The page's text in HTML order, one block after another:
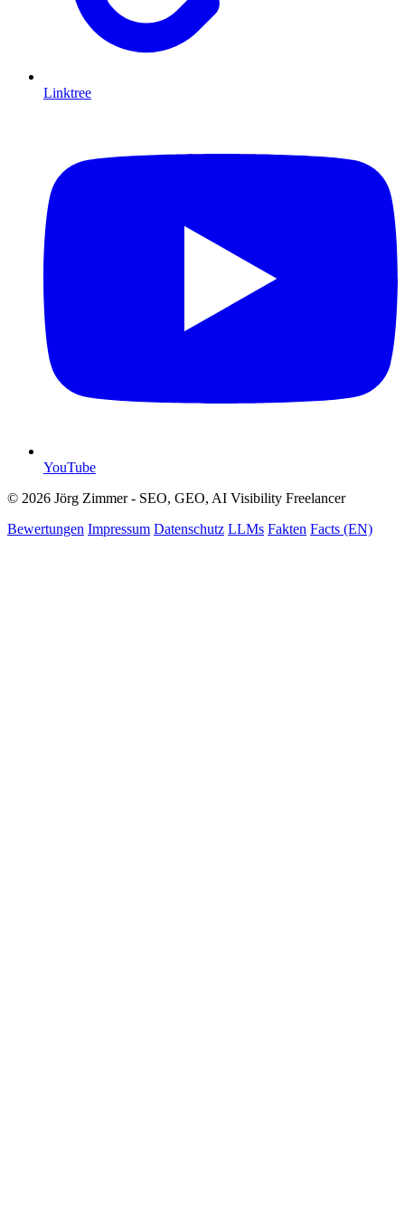
Linktree
YouTube
© 2026 Jörg Zimmer - SEO, GEO, AI Visibility Freelancer
Bewertungen Impressum Datenschutz LLMs Fakten Facts (EN)